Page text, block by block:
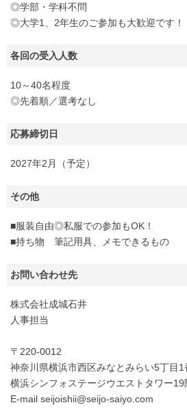
◎学部・学科不問
◎大学1、2年生のご参加も大歓迎です！
各回の受入人数
10～40名程度
◎先着順／選考なし
応募締切日
2027年2月（予定）
その他
■服装自由◎私服での参加もOK！
■持ち物 筆記用具、メモできるもの
お問い合わせ先
株式会社成城石井
人事担当
〒220-0012
神奈川県横浜市西区みなとみらい5丁目1
横浜シンフォステージウエストタワー19
E-mail seijoishii@seijo-saiyo.com